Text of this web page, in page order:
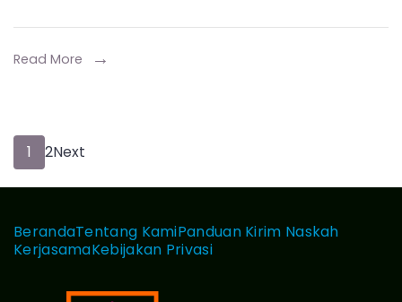
Read More
Paginasi
pos
Page
1 Page
2Next
BerandaTentang KamiPanduan Kirim Naskah
KerjasamaKebijakan Privasi